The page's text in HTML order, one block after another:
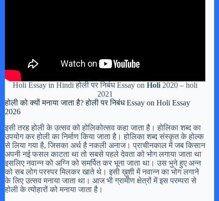
Holi Essay in Hindi होली पर निबंध Essay onHoli 2020 – holi
2021
होली को क्यों मनाया जाता है? होली पर निबंध Essay on Holi Essay
2026
इसी तरह होली के उत्सव को होलिकोत्सव कहा जाता है। होलिका शब्द का
उपयोग कर होली का निर्माण किया जाता है। होलिका शब्द संस्कृत के होल्क
से लिया गया है, जिसका अर्थ है नकली अनाज। प्राचीनकाल में जब किसान
अपनी नई फसल काटता था तो सबसे पहले देवता को भोग लगाया जाता था
इसलिए नवान्न को अग्नि को समर्पित कर भूना जाता था। उस भुने हुए अन्न
को सब लोग परस्पर मिलकर खाते थे। इसी ख़ुशी में नवान्न का भोग लगाने
के लिए उत्सव मनाया जाता था। आज भी ग्रामीण क्षेत्रों में इस परम्परा से
होली के त्योहारों को मनाया जाता है।